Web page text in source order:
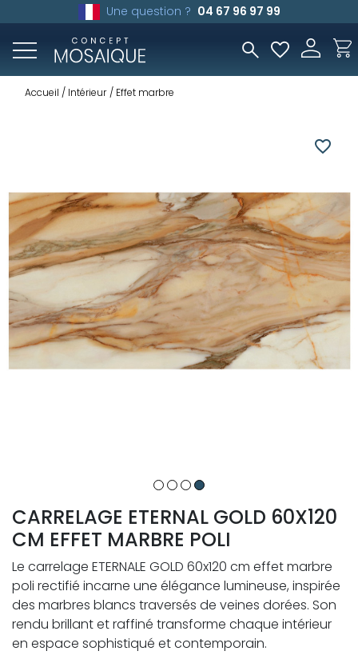
Une question ? 04 67 96 97 99
Accueil Intérieur Effet marbre
favorite_border
CARRELAGE ETERNAL GOLD 60X120
CM EFFET MARBRE POLI
Le carrelage ETERNALE GOLD 60x120 cm effet marbre
poli rectifié incarne une élégance lumineuse, inspirée
des marbres blancs traversés de veines dorées. Son
rendu brillant et raffiné transforme chaque intérieur
en espace sophistiqué et contemporain.